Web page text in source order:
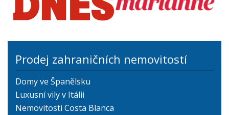
Prodej zahraničních nemovitostí
Domy ve Španělsku
Luxusní vily v Itálii
Nemovitosti Costa Blanca